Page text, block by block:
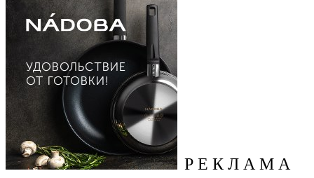
Р Е К Л А М А